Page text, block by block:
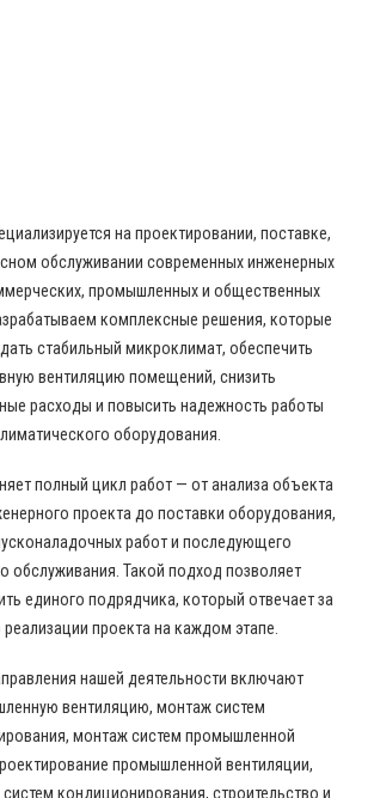
на проектировании, поставке,
обслуживании современных инженерных
промышленных и общественных
комплексные решения, которые
стабильный микроклимат, обеспечить
вентиляцию помещений, снизить
расходы и повысить надежность работы
оборудования.
полный цикл работ — от анализа объекта
проекта до поставки оборудования,
работ и последующего
обслуживания. Такой подход позволяет
единого подрядчика, который отвечает за
реализации проекта на каждом этапе.
нашей деятельности включают
вентиляцию, монтаж систем
монтаж систем промышленной
промышленной вентиляции,
кондиционирования, строительство и